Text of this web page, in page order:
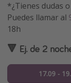
*¿Tienes dudas
Puedes llamar al
18h
🔻 Ej. de 2
17.09 -